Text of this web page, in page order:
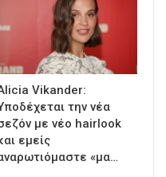
Vikander:
την νέα
με νέο hairlook
εμείς
«μα…